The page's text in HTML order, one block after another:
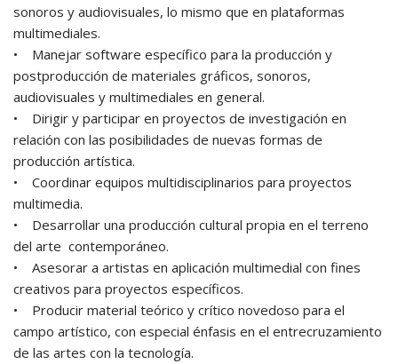
sonoros y audiovisuales, lo mismo que en plataformas
multimediales.
• Manejar software específico para la producción y
postproducción de materiales gráficos, sonoros,
audiovisuales y multimediales en general.
• Dirigir y participar en proyectos de investigación en
relación con las posibilidades de nuevas formas de
producción artística.
• Coordinar equipos multidisciplinarios para proyectos
multimedia.
• Desarrollar una producción cultural propia en el terreno
del arte contemporáneo.
• Asesorar a artistas en aplicación multimedial con fines
creativos para proyectos específicos.
• Producir material teórico y crítico novedoso para el
campo artístico, con especial énfasis en el entrecruzamiento
de las artes con la tecnología.